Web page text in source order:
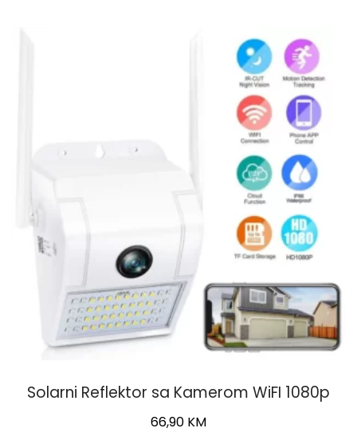
Solarni Reflektor sa Kamerom WiFI 1080p
66,90 KM